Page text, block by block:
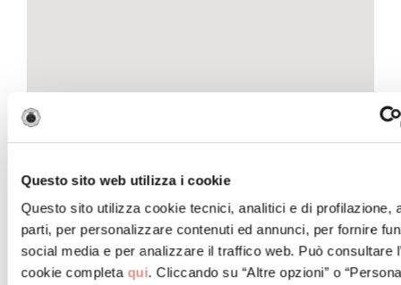
Questo sito web utilizza i cookie
Questo sito utilizza cookie tecnici, analitici e di profilazione,
parti, per personalizzare contenuti ed annunci, per fornire
social media e per analizzare il traffico web. Può consultare
cookie completa qui. Cliccando su “Altre opzioni” o